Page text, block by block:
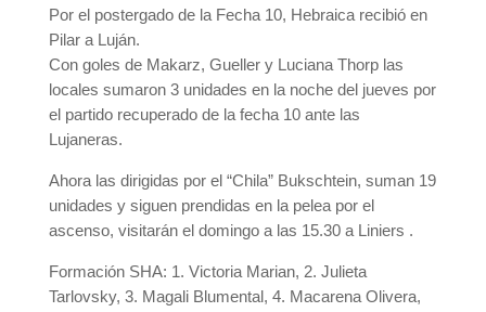
Por el postergado de la Fecha 10, Hebraica recibió en
Pilar a Luján.
Con goles de Makarz, Gueller y Luciana Thorp las
locales sumaron 3 unidades en la noche del jueves por
el partido recuperado de la fecha 10 ante las
Lujaneras.
Ahora las dirigidas por el “Chila” Bukschtein, suman 19
unidades y siguen prendidas en la pelea por el
ascenso, visitarán el domingo a las 15.30 a Liniers .
Formación SHA: 1. Victoria Marian, 2. Julieta
Tarlovsky, 3. Magali Blumental, 4. Macarena Olivera,